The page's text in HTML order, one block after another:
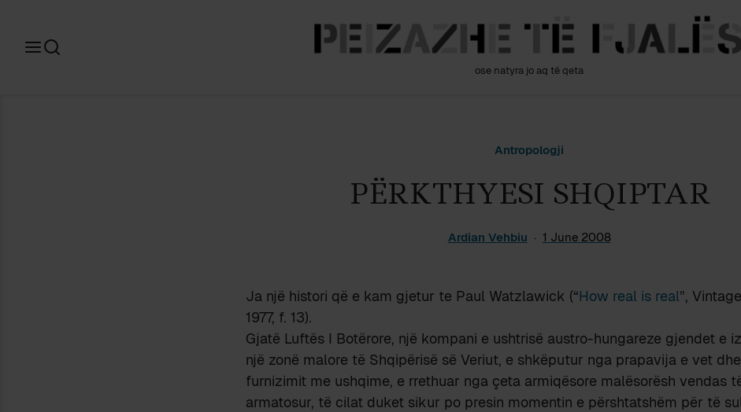
ose natyra jo aq të qeta
Antropologji
PËRKTHYESI SHQIPTAR
Ardian Vehbiu 1 June 2008
Ja një histori që e kam gjetur te Paul Watzlawick (“How real is real”,
1977, f. 13).
Gjatë Luftës I Botërore, një kompani e ushtrisë austro-hungareze gjendet e
një zonë malore të Shqipërisë së Veriut, e shkëputur nga prapavija e vet
furnizimit me ushqime, e rrethuar nga çeta armiqësore malësorësh vendas
armatosur, të cilat duket sikur po presin momentin e përshtatshëm për të